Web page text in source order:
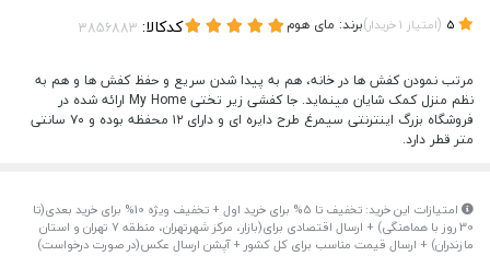
(امتیاز 1خریدار)برند: مای هوم کدکالا:
مرتب نمودن کفش ها در خانه، هم به پیدا شدن سریع و حفظ کفش ها و هم به
نظم منزل کمک شایان مینماید. جا کفشی زیر تختی My Home ارائه شده در
فروشگاه بزرگ اینترنتی سیمرغ طرح دایره ای و دارای ۱۲ محفظه بوده و ۷۰ سانتی
متر قطر دارد.
امتیازات این خرید: تخفیف تا 5% برای خرید اول + تخفیف ویژه 10% برای خرید بعدی(تا
30 روز با هماهنگی) + ارسال اقتصادی برای(بازار، مرکز شهرتهران، منطقه 7 تهران و استان
مازندران) + ارسال قیمت مناسب برای کل کشور + آپشن ارسال عکس(در صورت درخواست)